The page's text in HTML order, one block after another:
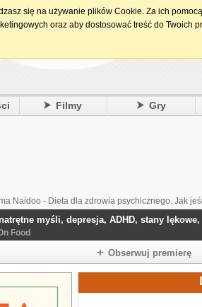
Filmy Gry
Naidoo - Dieta dla zdrowia psychicznego. Jak
myśli, depresja, ADHD, stany
Food
Obserwuj premierę
się na używanie plików Cookie. Za ich
oraz aby dostosować treść do Twoich